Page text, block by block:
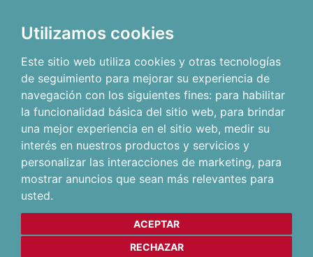
Utilizamos cookies
Este sitio web utiliza cookies y otras tecnologías
de seguimiento para mejorar su experiencia de
navegación con los siguientes fines: para habilitar
la funcionalidad básica del sitio web, para brindar
una mejor experiencia en el sitio web, medir su
interés en nuestros productos y servicios y
personalizar las interacciones de marketing, para
mostrar anuncios que sean más relevantes para
usted.
ACEPTAR
RECHAZAR